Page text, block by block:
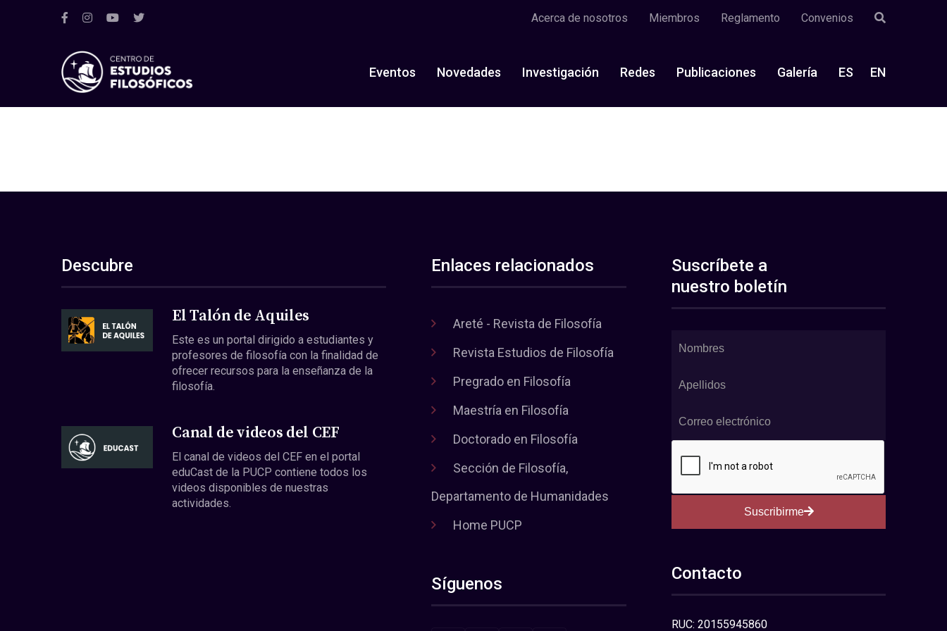
Acerca de nosotros Miembros Reglamento Convenios
Eventos Novedades Investigación Redes Publicaciones Galería ES EN
Descubre
El Talón de Aquiles
Este es un portal dirigido a estudiantes y
profesores de filosofía con la finalidad de
ofrecer recursos para la enseñanza de la
filosofía.
Canal de videos del CEF
El canal de videos del CEF en el portal
eduCast de la PUCP contiene todos los
videos disponibles de nuestras
actividades.
Enlaces relacionados
Areté - Revista de Filosofía
Revista Estudios de Filosofía
Pregrado en Filosofía
Maestría en Filosofía
Doctorado en Filosofía
Sección de Filosofía,
Departamento de Humanidades
Home PUCP
Síguenos
Suscríbete a
nuestro boletín
Suscribirme
Contacto
RUC: 20155945860